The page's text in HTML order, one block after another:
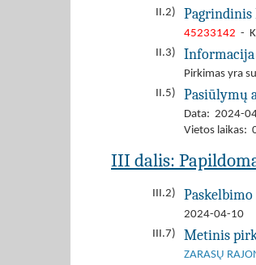
II.2)
Pagrindinis
45233142 -
II.3)
Informacija
Pirkimas yra
II.5)
Pasiūlymų
Data: 2024-
Vietos laikas:
III dalis:
III.2) Paskelbimo
2024-04-10
III.7)
Metinis
ZARASŲ